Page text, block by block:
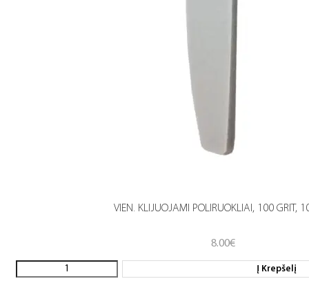
VIEN. KLIJUOJAMI POLIRUOKLIAI, 100 GRIT,
8.00€
Į Krepšelį